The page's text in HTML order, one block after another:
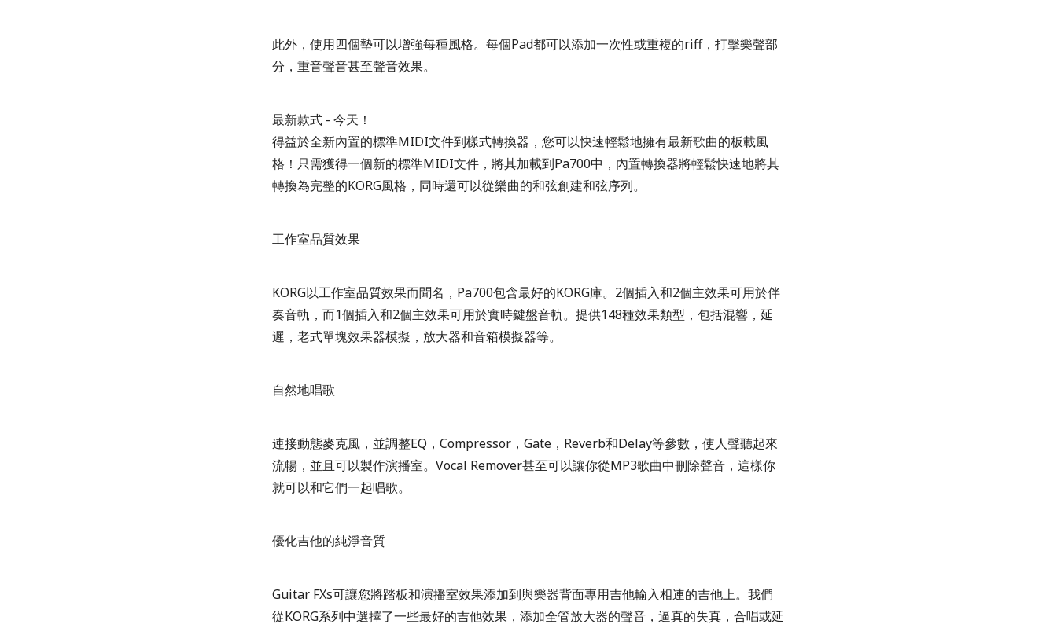
此外，使用四個墊可以增強每種風格。每個Pad都可以添加一次性或重複的riff，打擊樂聲部
分，重音聲音甚至聲音效果。
最新款式 - 今天！
得益於全新內置的標準MIDI文件到樣式轉換器，您可以快速輕鬆地擁有最新歌曲的板載風
格！只需獲得一個新的標準MIDI文件，將其加載到Pa700中，內置轉換器將輕鬆快速地將其
轉換為完整的KORG風格，同時還可以從樂曲的和弦創建和弦序列。
工作室品質效果
KORG以工作室品質效果而聞名，Pa700包含最好的KORG庫。2個插入和2個主效果可用於伴
奏音軌，而1個插入和2個主效果可用於實時鍵盤音軌。提供148種效果類型，包括混響，延
遲，老式單塊效果器模擬，放大器和音箱模擬器等。
自然地唱歌
連接動態麥克風，並調整EQ，Compressor，Gate，Reverb和Delay等參數，使人聲聽起來
流暢，並且可以製作演播室。Vocal Remover甚至可以讓你從MP3歌曲中刪除聲音，這樣你
就可以和它們一起唱歌。
優化吉他的純淨音質
Guitar FXs可讓您將踏板和演播室效果添加到與樂器背面專用吉他輸入相連的吉他上。我們
從KORG系列中選擇了一些最好的吉他效果，添加全管放大器的聲音，逼真的失真，合唱或延